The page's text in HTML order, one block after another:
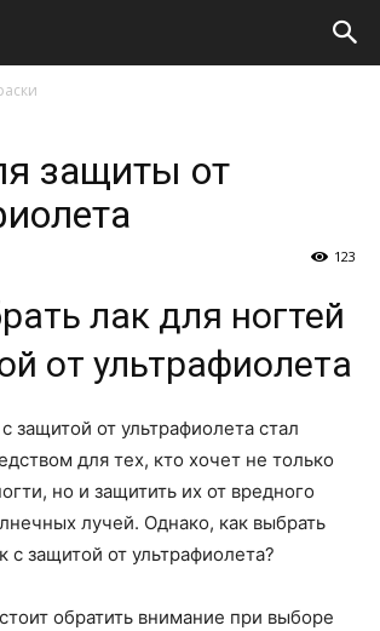
защиты от
123
лак для ногтей
от ультрафиолета
защитой от ультрафиолета стал
для тех, кто хочет не только
но и защитить их от вредного
лучей. Однако, как выбрать
с защитой от ультрафиолета?
обратить внимание при выборе